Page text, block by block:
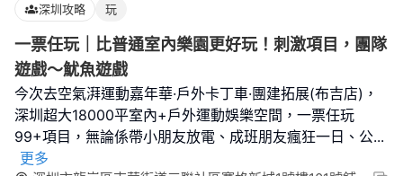
深圳攻略 玩
一票任玩｜比普通室內樂園更好玩！刺激項目，團隊
遊戲～魷魚遊戲
今次去空氣湃運動嘉年華·戶外卡丁車·團建拓展(布吉店)，
深圳超大18000平室內+戶外運動娛樂空間，一票任玩
99+項目，無論係帶小朋友放電、成班朋友瘋狂一日、公...
更多